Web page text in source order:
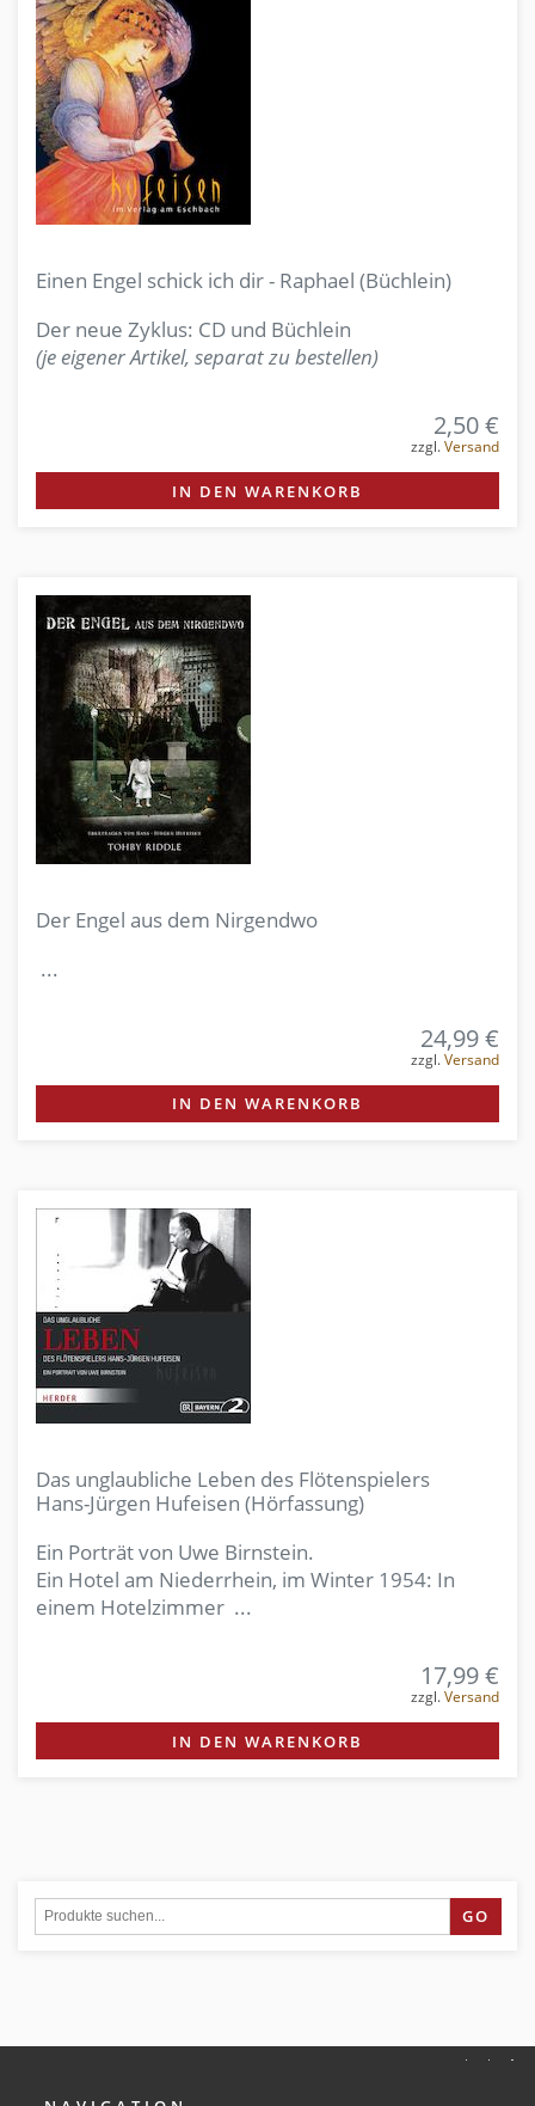
Einen Engel schick ich dir - Raphael (Büchlein)
Der neue Zyklus: CD und Büchlein
(je eigener Artikel, separat zu bestellen)
2,50 €
zzgl.Versand
IN DEN WARENKORB
Der Engel aus dem Nirgendwo
...
24,99 €
zzgl.Versand
IN DEN WARENKORB
Das unglaubliche Leben des Flötenspielers
Hans-Jürgen Hufeisen (Hörfassung)
Ein Porträt von Uwe Birnstein.
Ein Hotel am Niederrhein, im Winter 1954: In
einem Hotelzimmer ...
17,99 €
zzgl.Versand
IN DEN WARENKORB
GO